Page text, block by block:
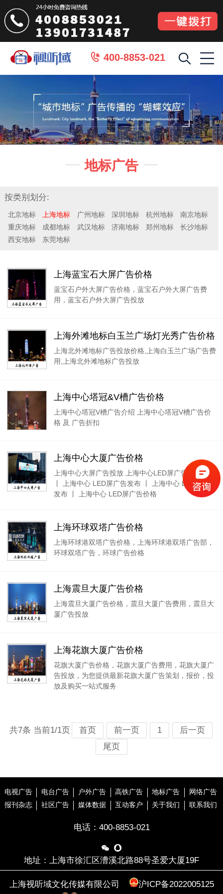
 400-8853-021
 地标广告 
按类别划分:
北京地标 上海地标 广州地标 深圳地标 杭州地标
南京地标
重庆地标
成都地标 武汉地标 济南地标 郑州地标
长沙地标
西安地标
东莞地标
上海蓝宝石大屏广告价格
蓝宝石户外大屏广告价格，蓝宝石户外大屏广告费
用，蓝宝石户外大屏广告投放
上海外滩地标白玉兰广场灯光秀广告价格
上海北外滩地标广告投放价格,上海白玉兰广场广告费
用,上海北外滩地标广告投放
上海中心塔冠&V槽广告价格
上海中心塔冠V槽广告介绍 上海中心塔冠V槽广告价
格 及 广告折扣
上海中心大厦广告价格
上海中心大屏广告投放 上海中心LED屏广告投放价格
丨 上海中心 LED屏广告发布 丨 上海中心 LED屏广告
发布 丨 上海中心 LED屏广告价格
上海环球双塔广告价格
上海环球港双塔广告价格，上海环球港双塔广告部，
环球双塔广告，环球广告价格
上海震旦大厦广告价格
上海震旦大厦广告价格，震旦大厦广告费用，震旦大
厦广告投放
上海花旗大厦广告价格
花旗大厦广告价格，花旗大厦广告费用，花旗大厦广
告投放，为您提供最新花旗大厦广告策划，报价，投
放及购买一站式服务
共7条 当前1/1页 首页 前一页 1
后一页
尾页
电视广告 电台广告 户外广告 高铁广告 地标广告
网络广告
报刊杂志
社区广告 媒体数据 互动客户 关于我们 联系我们
电话： 400-8853-021
 
地址：上海市徐汇区漕溪北路88号圣爱大厦19F
上海视听域文化传媒有限公司
沪ICP备2022005125